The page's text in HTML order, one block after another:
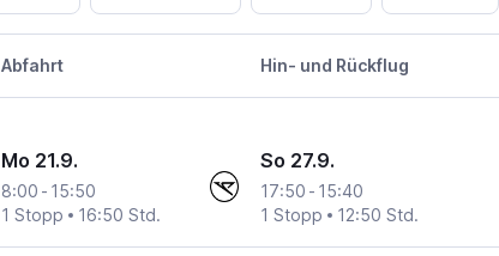
Abfahrt Hin- und Rückflug
Mo 21.9.
8:00 - 15:50
1 Stopp
16:50 Std.
So 27.9.
17:50 - 15:40
1 Stopp
12:50 Std.